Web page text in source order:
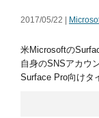
2017/05/22 |
米Microsoftの
自身のSNSアカウ
Surface Pro向けタ